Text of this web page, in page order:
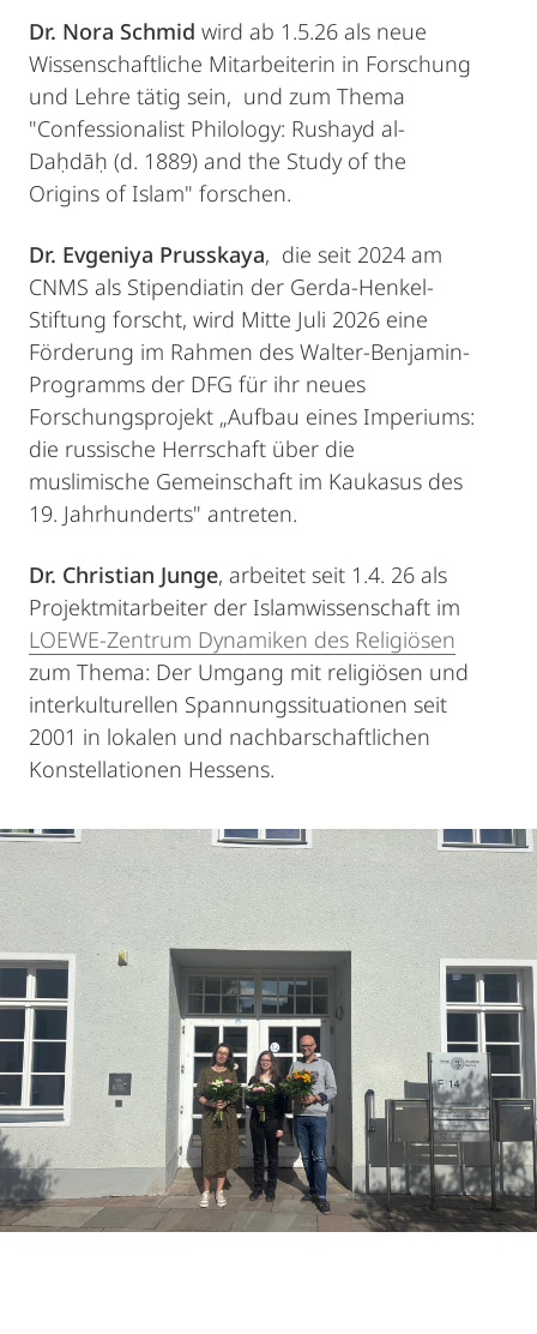
Dr. Nora Schmid wird ab 1.5.26 als neue
Wissenschaftliche Mitarbeiterin in Forschung
und Lehre tätig sein, und zum Thema
"Confessionalist Philology: Rushayd al-
Daḥdāḥ (d. 1889) and the Study of the
Origins of Islam" forschen.
Dr. Evgeniya Prusskaya, die seit 2024 am
CNMS als Stipendiatin der Gerda-Henkel-
Stiftung forscht, wird Mitte Juli 2026 eine
Förderung im Rahmen des Walter-Benjamin-
Programms der DFG für ihr neues
Forschungsprojekt „Aufbau eines Imperiums:
die russische Herrschaft über die
muslimische Gemeinschaft im Kaukasus des
19. Jahrhunderts" antreten.
Dr. Christian Junge, arbeitet seit 1.4. 26 als
Projektmitarbeiter der Islamwissenschaft im
LOEWE-Zentrum Dynamiken des Religiösen
zum Thema: Der Umgang mit religiösen und
interkulturellen Spannungssituationen seit
2001 in lokalen und nachbarschaftlichen
Konstellationen Hessens.